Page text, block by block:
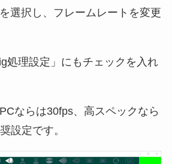
選択し、フレームレートを変更
処理設定」にもチェックを入れ
ならは30fps、高スペックなら
設定です。